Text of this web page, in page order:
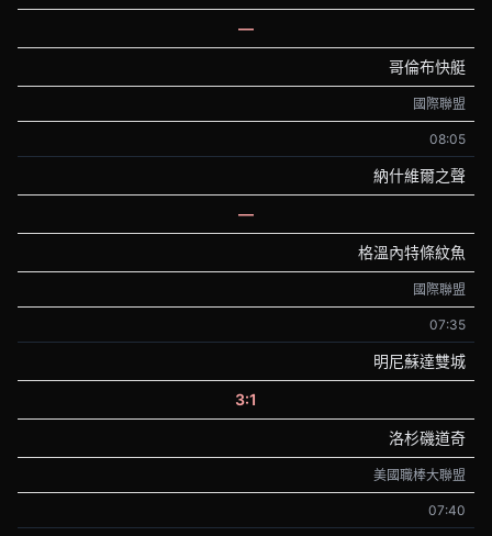
—
哥倫布快艇
國際聯盟
08:05
納什維爾之聲
—
格溫內特條紋魚
國際聯盟
07:35
明尼蘇達雙城
3:1
洛杉磯道奇
美國職棒大聯盟
07:40